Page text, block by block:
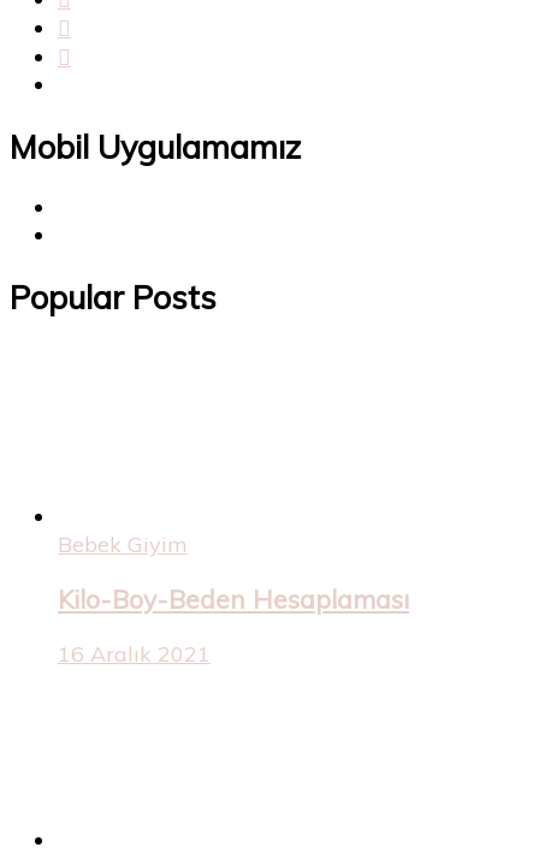
Mobil Uygulamamız
Popular Posts
Bebek Giyim
Kilo-Boy-Beden Hesaplaması
16 Aralık 2021